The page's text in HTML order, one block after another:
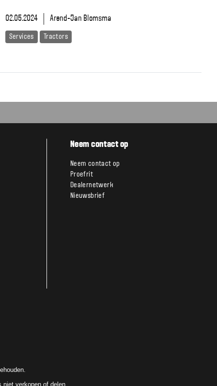
02.05.2024 Arend-Jan Blomsma
Services Tractors
Neem contact op
Neem contact op
Proefrit
Dealernetwerk
Nieuwsbrief
niet verkopen of delen